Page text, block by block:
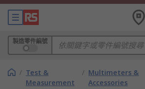
製造零件編號
/ Test &
Measurement
/ Multimeters &
Accessories